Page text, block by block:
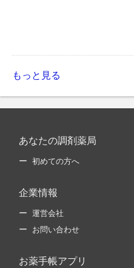
もっと見る
あなたの調剤薬局
初めての方へ
企業情報
運営会社
お問い合わせ
お薬手帳アプリ